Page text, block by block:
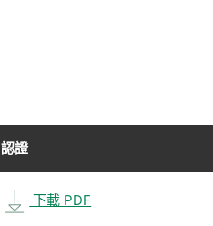
認證
下載 PDF